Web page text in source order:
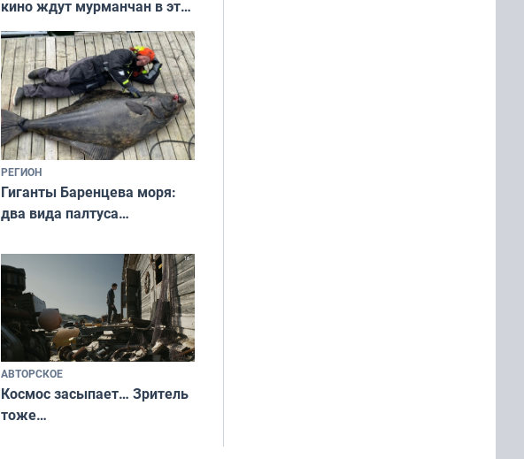
кино ждут мурманчан в эти
выходные
РЕГИОН
Гиганты Баренцева моря:
два вида палтуса
АВТОРСКОЕ
Космос засыпает… Зритель
тоже…